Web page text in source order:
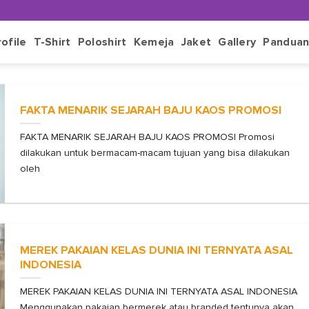
T-Shirt Poloshirt Kemeja Jaket Gallery Panduan
FAKTA MENARIK SEJARAH BAJU KAOS PROMOSI
FAKTA MENARIK SEJARAH BAJU KAOS PROMOSI Promosi
dilakukan untuk bermacam-macam tujuan yang bisa dilakukan
oleh
MEREK PAKAIAN KELAS DUNIA INI TERNYATA ASAL
INDONESIA
MEREK PAKAIAN KELAS DUNIA INI TERNYATA ASAL INDONESIA